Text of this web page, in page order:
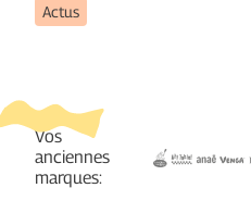
Actus
Vos
anciennes
marques: